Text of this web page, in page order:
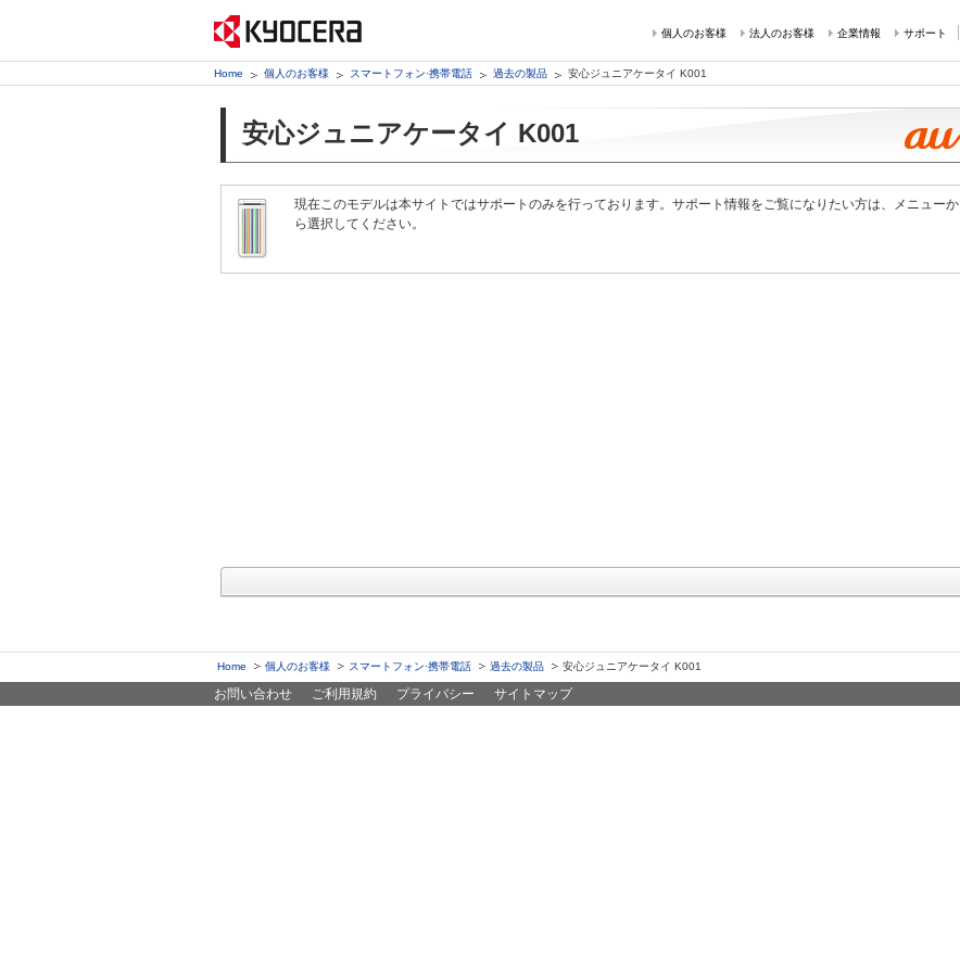
個人のお客様 法人のお客様 企業情報 サポート
Home 個人のお客様 スマートフォン·携帯電話 過去の製品 安心ジュニアケータイ K001
安心ジュニアケータイ K001
現在このモデルは本サイトではサポートのみを行っております。サポート情報をご覧になりたい方は、メニューか
ら選択してください。
Home 個人のお客様 スマートフォン·携帯電話 過去の製品 安心ジュニアケータイ K001
お問い合わせ ご利用規約 プライバシー サイトマップ